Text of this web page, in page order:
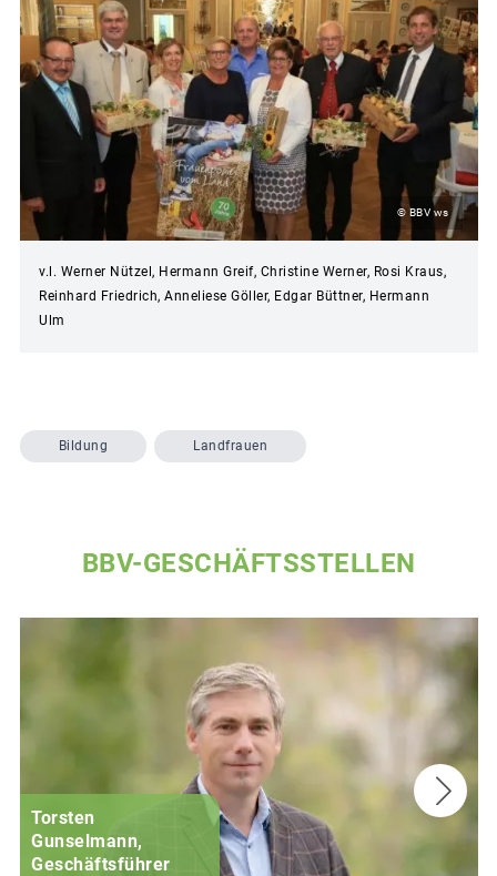
© BBV ws
v.l. Werner Nützel, Hermann Greif, Christine Werner, Rosi Kraus,
Reinhard Friedrich, Anneliese Göller, Edgar Büttner, Hermann
Ulm
Bildung Landfrauen
BBV-GESCHÄFTSSTELLEN
Torsten
Gunselmann,
Geschäftsführer